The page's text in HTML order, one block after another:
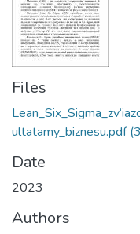
Files
ultatamy_biznesu.pdf
Date
2023
Authors